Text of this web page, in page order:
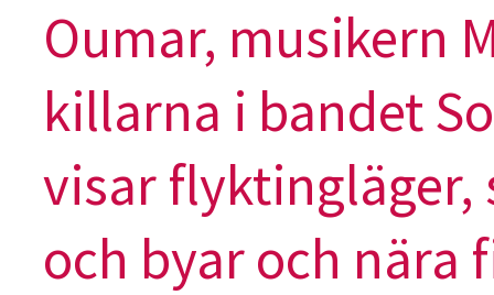
Oumar, musikern
killarna i bandet
visar
och byar och nära